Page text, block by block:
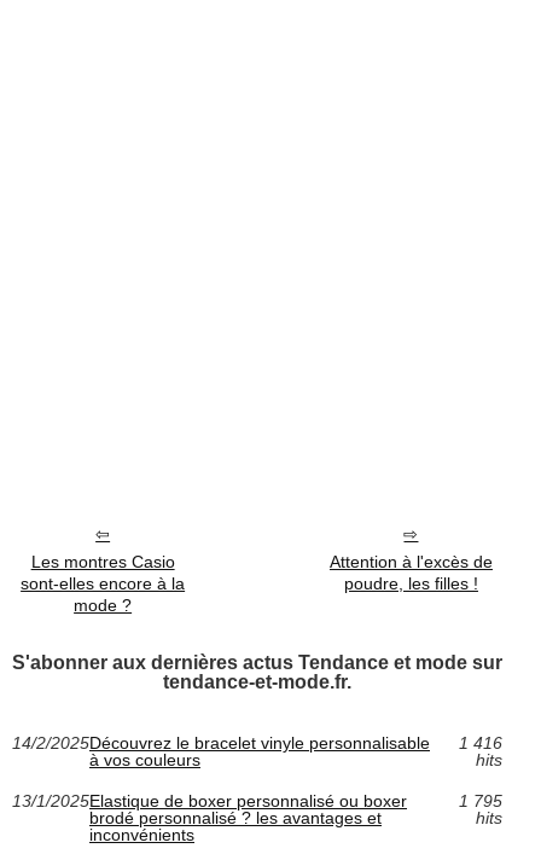
Les montres Casio
sont-elles encore à la
mode ?
Attention à l'excès de
poudre, les filles !
S'abonner aux dernières actus Tendance et mode sur
tendance-et-mode.fr.
14/2/2025Découvrez le bracelet vinyle personnalisable
à vos couleurs
1 416
hits
13/1/2025Elastique de boxer personnalisé ou boxer
brodé personnalisé ? les avantages et
inconvénients
1 795
hits